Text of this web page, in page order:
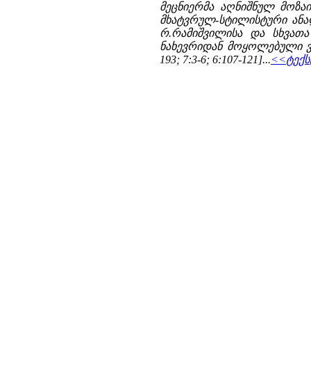
მეცნიერმა აღნიშნულ
მხატვრულ-სტილისტური
რ.რამიშვილისა და
ნახევრიდან მოყოლებული
193; 7:3-6; 6:107-121]...